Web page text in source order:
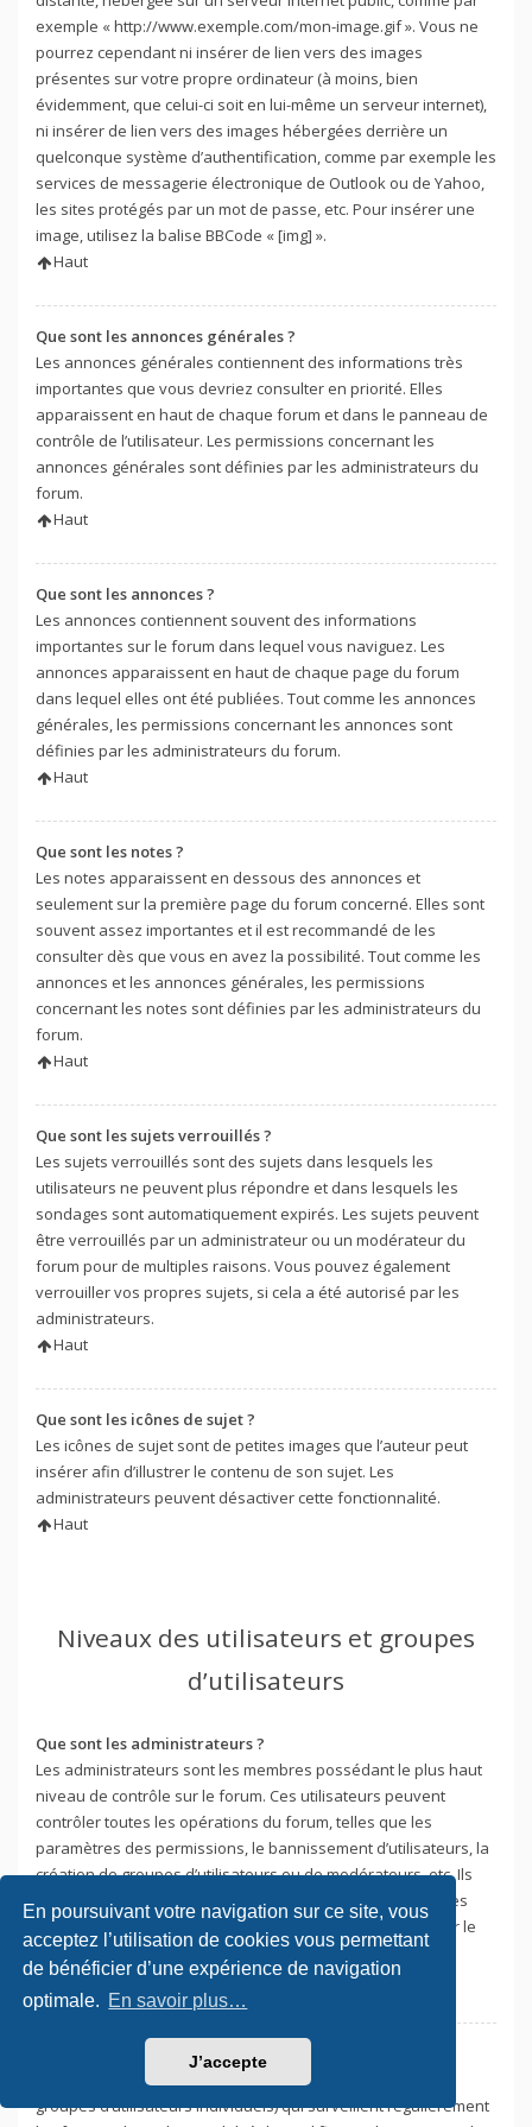
En poursuivant votre navigation sur ce site, vous
acceptez l’utilisation de cookies vous permettant
de bénéficier d’une expérience de navigation
optimale. En savoir plus…
J’accepte
exemple « http://www.exemple.com/mon-image.gif ». Vous ne
pourrez cependant ni insérer de lien vers des images
présentes sur votre propre ordinateur (à moins, bien
évidemment, que celui-ci soit en lui-même un serveur internet),
ni insérer de lien vers des images hébergées derrière un
quelconque système d’authentification, comme par exemple les
services de messagerie électronique de Outlook ou de Yahoo,
les sites protégés par un mot de passe, etc. Pour insérer une
image, utilisez la balise BBCode « [img] ».
Haut
Que sont les annonces générales ?
Les annonces générales contiennent des informations très
importantes que vous devriez consulter en priorité. Elles
apparaissent en haut de chaque forum et dans le panneau de
contrôle de l’utilisateur. Les permissions concernant les
annonces générales sont définies par les administrateurs du
forum.
Haut
Que sont les annonces ?
Les annonces contiennent souvent des informations
importantes sur le forum dans lequel vous naviguez. Les
annonces apparaissent en haut de chaque page du forum
dans lequel elles ont été publiées. Tout comme les annonces
générales, les permissions concernant les annonces sont
définies par les administrateurs du forum.
Haut
Que sont les notes ?
Les notes apparaissent en dessous des annonces et
seulement sur la première page du forum concerné. Elles sont
souvent assez importantes et il est recommandé de les
consulter dès que vous en avez la possibilité. Tout comme les
annonces et les annonces générales, les permissions
concernant les notes sont définies par les administrateurs du
forum.
Haut
Que sont les sujets verrouillés ?
Les sujets verrouillés sont des sujets dans lesquels les
utilisateurs ne peuvent plus répondre et dans lesquels les
sondages sont automatiquement expirés. Les sujets peuvent
être verrouillés par un administrateur ou un modérateur du
forum pour de multiples raisons. Vous pouvez également
verrouiller vos propres sujets, si cela a été autorisé par les
administrateurs.
Haut
Que sont les icônes de sujet ?
Les icônes de sujet sont de petites images que l’auteur peut
insérer afin d’illustrer le contenu de son sujet. Les
administrateurs peuvent désactiver cette fonctionnalité.
Haut
Niveaux des utilisateurs et groupes
d’utilisateurs
Que sont les administrateurs ?
Les administrateurs sont les membres possédant le plus haut
niveau de contrôle sur le forum. Ces utilisateurs peuvent
contrôler toutes les opérations du forum, telles que les
paramètres des permissions, le bannissement d’utilisateurs, la
création de groupes d’utilisateurs ou de modérateurs, etc. Ils
peuvent également être habilités à modérer l’ensemble des
forums. Tout ceci dépend de la configuration effectuée par le
fondateur du forum.
Haut
Que sont les modérateurs ?
Les modérateurs sont des utilisateurs individuels (ou des
groupes d’utilisateurs individuels) qui surveillent régulièrement